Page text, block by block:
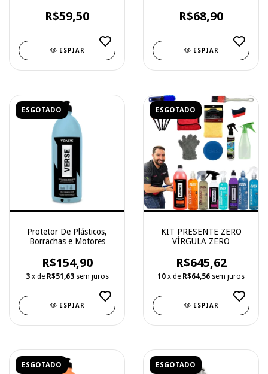
R$59,50
ESPIAR
Vonixx- 500ml
R$68,90
ESPIAR
ESGOTADO
Protetor De Plásticos,
Borrachas e Motores
Vonixx - 1,5l
R$154,90
3 x de R$51,63 sem juros
ESPIAR
ESGOTADO
KIT PRESENTE ZERO
VÍRGULA ZERO
R$645,62
10 x de R$64,56 sem juros
ESPIAR
ESGOTADO ESGOTADO